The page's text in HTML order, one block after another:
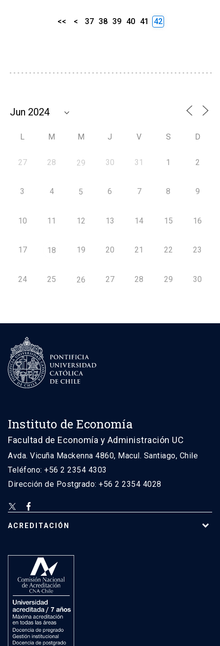
<< < 37 38 39 40 41 42
L M M J V S D
27 28 29 30 31 1 2
3 4 5 6 7 8 9
10 11 12 13 14 15 16
17 18 19 20 21 22 23
24 25 26 27 28 29 30
Instituto de Economía
Facultad de Economía y Administración UC
Avda. Vicuña Mackenna 4860, Macul. Santiago, Chile
Teléfono: +56 2 2354 4303
Dirección de Postgrado: +56 2 2354 4028
ACREDITACIÓN